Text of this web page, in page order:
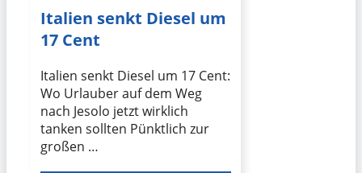
Italien senkt Diesel um
17 Cent
Italien senkt Diesel um 17 Cent:
Wo Urlauber auf dem Weg
nach Jesolo jetzt wirklich
tanken sollten Pünktlich zur
großen …